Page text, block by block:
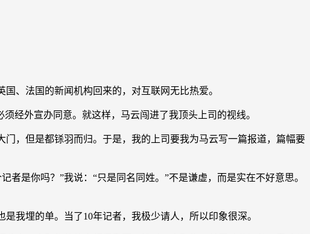
、法国的新闻机构回来的，对互联网无比热爱。
外宣办同意。就这样，马云闯进了我顶头上司的视线。
，但是都铩羽而归。于是，我的上司要我为马云写一篇报道，篇幅要
是你吗？”我说：“只是同名同姓。”不是谦虚，而是实在不好意思。
埋的单。当了10年记者，我极少请人，所以印象很深。